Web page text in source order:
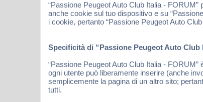
“Passione Peugeot Auto Club Italia -
anche cookie sul tuo dispositivo e su
i cookie, pertanto “Passione Peugeot Auto
Specificità di “Passione Peugeot Auto Club
“Passione Peugeot Auto Club Italia -
ogni utente può liberamente inserire (anche
semplicemente la pagina di un altro sito;
tutti.